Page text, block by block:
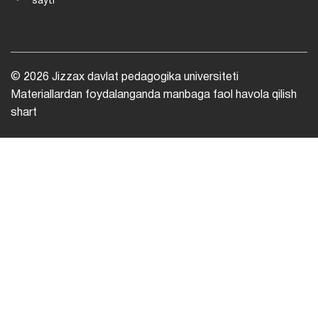
© 2026 Jizzax davlat pedagogika universiteti
Materiallardan foydalanganda manbaga faol havola qilish
shart